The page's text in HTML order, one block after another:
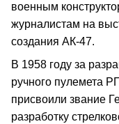
военным
журналистам на
создания АК-47.
В 1958 году за
ручного пулемета
присвоили звание
разработку